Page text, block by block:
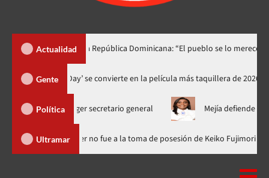
Actualidad
dedica a República Dominicana: “El pueblo se lo merece”
Gente
‘Spider-Man: Brand New Day’ se convierte en la película más
Política
escoger secretario general Mejía defiende consenso
Ultramar Luis Abinader no fue a la toma de posesión de